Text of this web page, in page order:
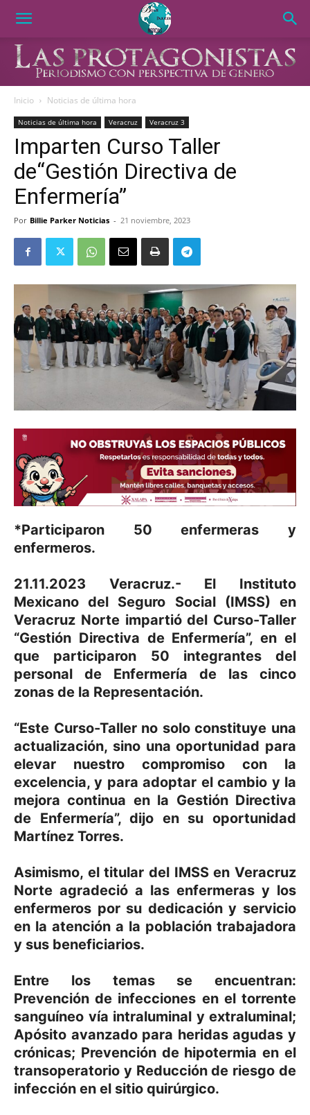
Inicio Noticias de última hora
Noticias de última hora Veracruz Veracruz 3
Imparten Curso Taller
de“Gestión Directiva de
Enfermería”
Por Billie Parker Noticias - 21 noviembre, 2023
*Participaron 50 enfermeras y
enfermeros.
21.11.2023 Veracruz.- El Instituto
Mexicano del Seguro Social (IMSS) en
Veracruz Norte impartió del Curso-Taller
“Gestión Directiva de Enfermería”, en el
que participaron 50 integrantes del
personal de Enfermería de las cinco
zonas de la Representación.
“Este Curso-Taller no solo constituye una
actualización, sino una oportunidad para
elevar nuestro compromiso con la
excelencia, y para adoptar el cambio y la
mejora continua en la Gestión Directiva
de Enfermería”, dijo en su oportunidad
Martínez Torres.
Asimismo, el titular del IMSS en Veracruz
Norte agradeció a las enfermeras y los
enfermeros por su dedicación y servicio
en la atención a la población trabajadora
y sus beneficiarios.
Entre los temas se encuentran:
Prevención de infecciones en el torrente
sanguíneo vía intraluminal y extraluminal;
Apósito avanzado para heridas agudas y
crónicas; Prevención de hipotermia en el
transoperatorio y Reducción de riesgo de
infección en el sitio quirúrgico.